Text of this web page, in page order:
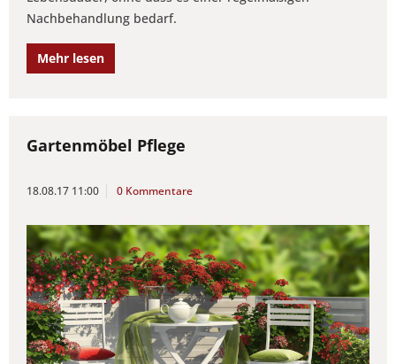
Nachbehandlung bedarf.
Mehr lesen
Gartenmöbel Pflege
18.08.17 11:00 0 Kommentare